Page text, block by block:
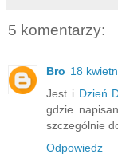
5 komentarzy:
Bro 18
Jest i Dzień
gdzie
szczególnie
Odpowiedz